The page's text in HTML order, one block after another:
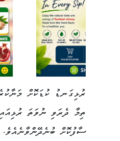
ރުޅިގަނޑު ކުޑަކޮށް
ތިމާ ދެރަވި ނުވަތަ
ސާފުކޮށް